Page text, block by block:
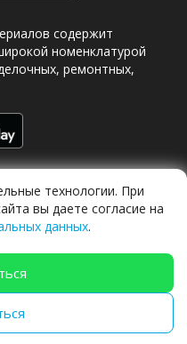
содержит
номенклатурой
ремонтных,
согласие на
Груша
технологии. При
вы даете согласие на
данных.